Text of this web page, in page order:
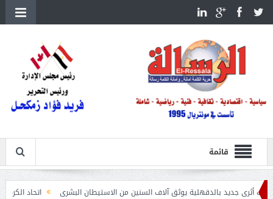
قائمة
يوثق آلاف السنين من الاستيطان البشرى اتحاد الكرة يطلب استضافة أمم إفريقيا تحت 23